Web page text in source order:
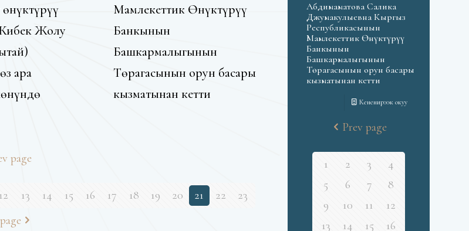
Жолу
ара
Мамлекеттик Өнүктүрүү
Банкынын
Башкармалыгынын
Төрагасынын орун басары
кызматынан кетти
page
12 13 14 15 16 17 18 19 20 21 22
23
Абдимаматова Салика
Джумакулыевна Кыргыз
Республикасынын
Мамлекеттик Өнүктүрүү
Банкынын
Башкармалыгынын
Төрагасынын орун басары
кызматынан кетти
Кененирээк окуу
Prev page
1 2 3
4
5
6 7
8
9
10 11
12
13
14 15
16